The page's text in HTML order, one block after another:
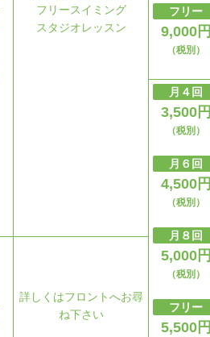
フリースイミング
スタジオレッスン
フリー
9,000
（税別）
月４回
3,500
（税別）
月６回
4,500
（税別）
月８回
5,000
（税別）
フリー
5,500
詳しくはフロントへお尋
ね下さい